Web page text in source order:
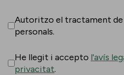
Autoritzo el tractament de
personals.
He llegit i accepto l'avís
privacitat.